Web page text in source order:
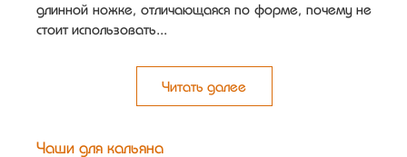
длинной ножке, отличающаяся по форме, почему не
стоит использовать...
Читать далее
Чаши для кальяна